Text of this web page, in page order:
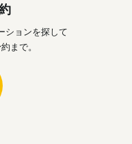
ションを探して
まで。